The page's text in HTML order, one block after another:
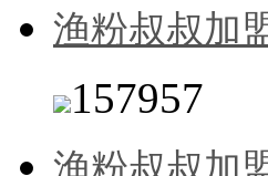
渔粉叔叔加
157957